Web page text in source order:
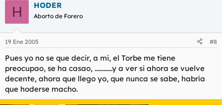
H HODER
Aborto de Forero
19 Ene 2005 #8
Pues yo no se que decir, a mi, el Torbe me tiene
preocupao, se ha casao, ............y a ver si ahora se vuelve
decente, ahora que llego yo, que nunca se sabe, habría
que hoderse macho.